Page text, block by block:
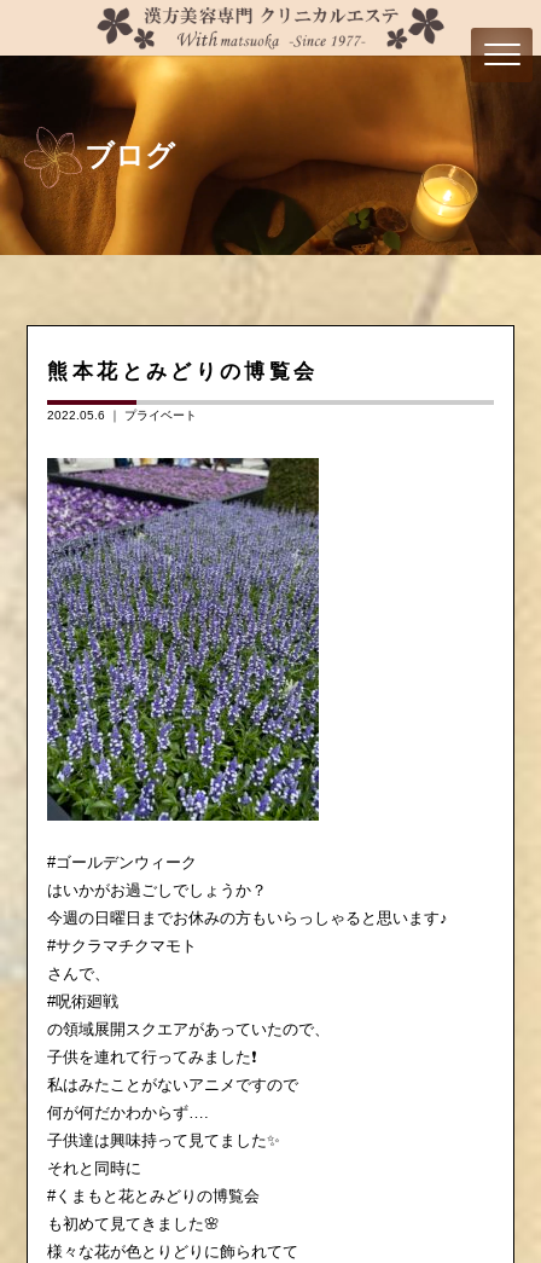
ブログ
熊本花とみどりの博覧会
2022.05.6 ｜ プライベート
#ゴールデンウィーク
はいかがお過ごしでしょうか？
今週の日曜日までお休みの方もいらっしゃると思います♪
#サクラマチクマモト
さんで、
#呪術廻戦
の領域展開スクエアがあっていたので、
子供を連れて行ってみました❗️
私はみたことがないアニメですので
何が何だかわからず….
子供達は興味持って見てました✨
それと同時に
#くまもと花とみどりの博覧会
も初めて見てきました🌸
様々な花が色とりどりに飾られてて